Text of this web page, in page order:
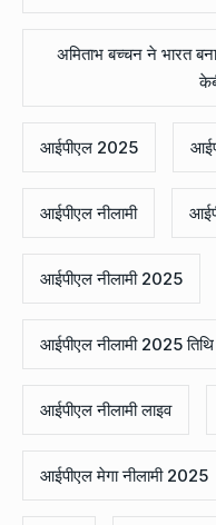
अमिताभ बच्चन ने भारत
आईपीएल 2025
आईपीएल नीलामी
आईपीएल नीलामी 2025
आईपीएल नीलामी 2025 तिथि
आईपीएल नीलामी लाइव
आईपीएल मेगा नीलामी 2025